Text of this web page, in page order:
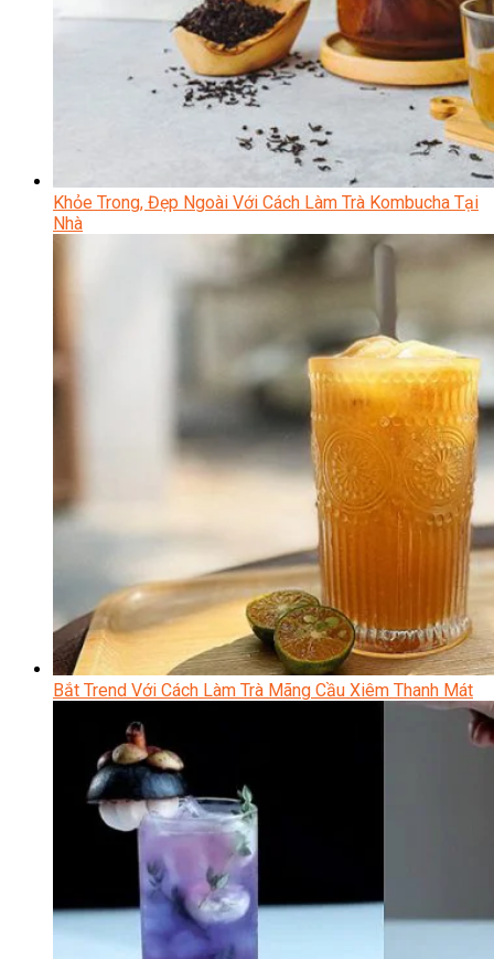
Khỏe Trong, Đẹp Ngoài Với Cách Làm Trà Kombucha Tại
Nhà
Bắt Trend Với Cách Làm Trà Mãng Cầu Xiêm Thanh Mát